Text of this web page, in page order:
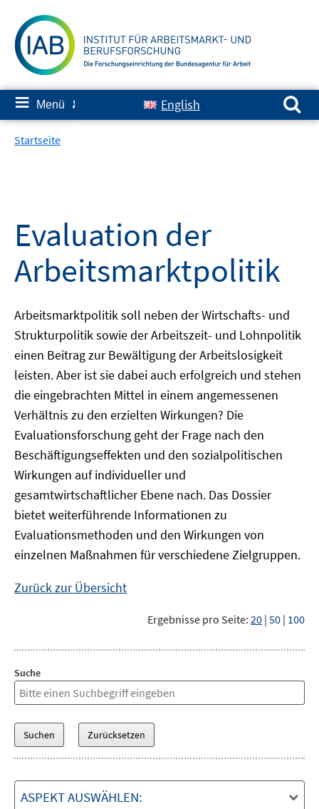
zum
Inhalt
≡ Menü ✘ English
Suchen nach:
Startseite
Evaluation der
Arbeitsmarktpolitik
Arbeitsmarktpolitik soll neben der Wirtschafts- und
Strukturpolitik sowie der Arbeitszeit- und Lohnpolitik
einen Beitrag zur Bewältigung der Arbeitslosigkeit
leisten. Aber ist sie dabei auch erfolgreich und stehen
die eingebrachten Mittel in einem angemessenen
Verhältnis zu den erzielten Wirkungen? Die
Evaluationsforschung geht der Frage nach den
Beschäftigungseffekten und den sozialpolitischen
Wirkungen auf individueller und
gesamtwirtschaftlicher Ebene nach. Das Dossier
bietet weiterführende Informationen zu
Evaluationsmethoden und den Wirkungen von
einzelnen Maßnahmen für verschiedene Zielgruppen.
Zurück zur Übersicht
Ergebnisse pro Seite: 20 | 50 | 100
Suche
ASPEKT AUSWÄHLEN: